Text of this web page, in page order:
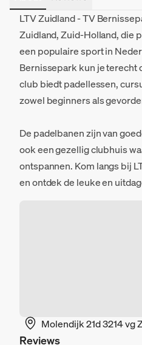
LTV Zuidland - TV
Zuidland, Zuid-Holland, die
een populaire sport in
Bernissepark kun je terecht
club biedt padellessen,
zowel beginners als
De padelbanen zijn van
ook een gezellig clubhuis
ontspannen. Kom langs bij
en ontdek de leuke en
Molendijk 21d 3214 vg
Reviews